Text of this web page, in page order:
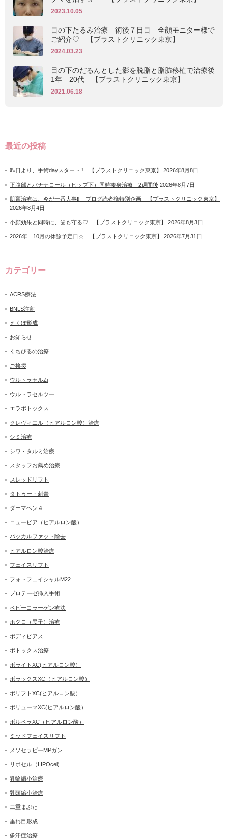
2023.10.05
目の下たるみ治療 術後７日目 全顔モニター様で
ご紹介♡ 【プラストクリニック東京】
2024.03.23
目の下のだるんとした影を脱脂と脂肪移植で治療後
1年 20代 【プラストクリニック東京】
2021.06.18
最近の投稿
昨日より、手術dayスタート‼ 【プラストクリニック東京】 2026年8月8日
下腹部とバナナロール（ヒップ下）同時痩身治療 2週間後 2026年8月7日
肌育治療は、今が一番大事‼ ブログ読者様特別企画 【プラストクリニック東京】
2026年8月4日
小顔効果と同時に、歯も守る♡ 【プラストクリニック東京】 2026年8月3日
2026年 10月の休診予定日☆ 【プラストクリニック東京】 2026年7月31日
カテゴリー
ACRS療法
BNLS注射
えくぼ形成
お知らせ
くちびるの治療
ご挨拶
ウルトラセルZi
ウルトラセルツー
エラボトックス
クレヴィエル（ヒアルロン酸）治療
シミ治療
シワ・タルミ治療
スタッフお薦め治療
スレッドリフト
タトゥー・刺青
ダーマペン４
ニュービア（ヒアルロン酸）
バッカルファット除去
ヒアルロン酸治療
フェイスリフト
フォトフェイシャルM22
プロテーゼ挿入手術
ベビーコラーゲン療法
ホクロ（黒子）治療
ボディピアス
ボトックス治療
ボライトXC(ヒアルロン酸）
ボラックスXC（ヒアルロン酸）
ボリフトXC(ヒアルロン酸）
ボリューマXC(ヒアルロン酸）
ボルベラXC（ヒアルロン酸）
ミッドフェイスリフト
メソセラピーMPガン
リポセル（LIPOcel)
乳輪縮小治療
乳頭縮小治療
二重まぶた
垂れ目形成
多汗症治療